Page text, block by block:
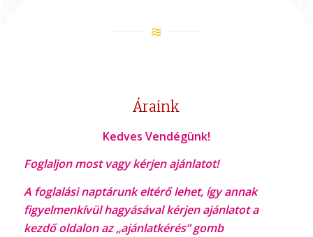
Áraink
Kedves Vendégünk!
Foglaljon most vagy kérjen ajánlatot!
A foglalási naptárunk eltérő lehet, így annak
figyelmenkívül hagyásával kérjen ajánlatot a
kezdő oldalon az „ajánlatkérés” gomb